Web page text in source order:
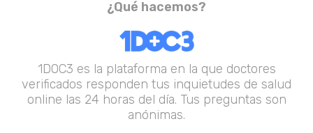
¿Qué hacemos?
1DOC3 es la plataforma en la que doctores
verificados responden tus inquietudes de salud
online las 24 horas del día. Tus preguntas son
anónimas.